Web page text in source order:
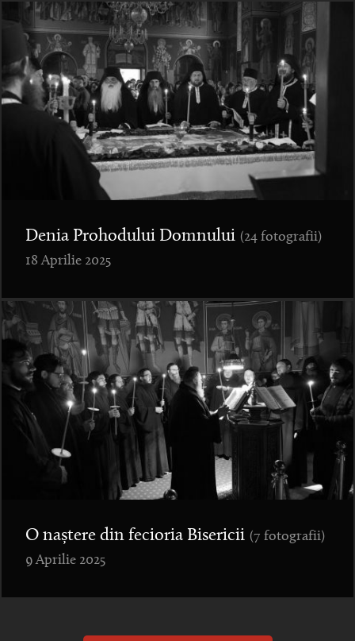
Denia Prohodului Domnului (24 fotografii)
18 Aprilie 2025
O naștere din fecioria Bisericii (7 fotografii)
9 Aprilie 2025